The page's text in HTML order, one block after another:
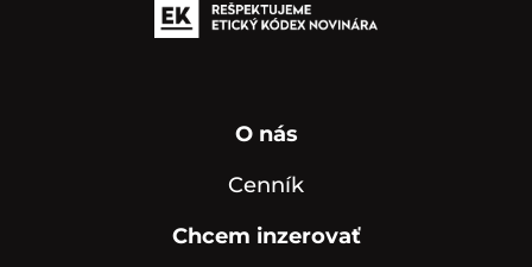
O nás
Cenník
Chcem inzerovať